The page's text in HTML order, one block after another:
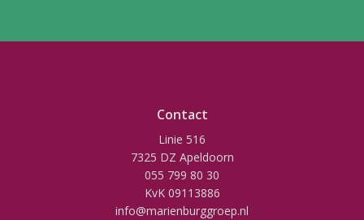
Contact
Linie 516
7325 DZ Apeldoorn
055 799 80 30
KvK 09113886
info@marienburggroep.nl